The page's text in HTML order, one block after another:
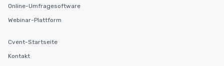
Online-Umfragesoftware
Webinar-Plattform
Cvent-Startseite
Kontakt